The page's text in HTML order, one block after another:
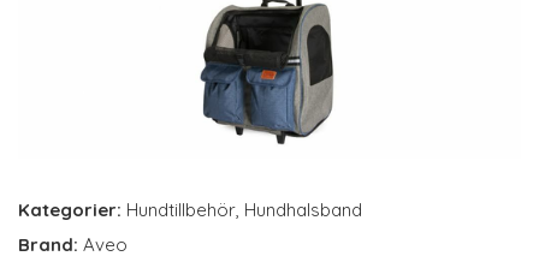
Kategorier: Hundtillbehör Hundhalsband
Brand: Aveo